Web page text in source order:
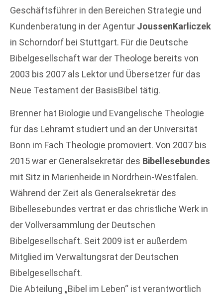
Geschäftsführer in den Bereichen Strategie und
Kundenberatung in der Agentur JoussenKarliczek
in Schorndorf bei Stuttgart. Für die Deutsche
Bibelgesellschaft war der Theologe bereits von
2003 bis 2007 als Lektor und Übersetzer für das
Neue Testament der BasisBibel tätig.
Brenner hat Biologie und Evangelische Theologie
für das Lehramt studiert und an der Universität
Bonn im Fach Theologie promoviert. Von 2007 bis
2015 war er Generalsekretär des Bibellesebundes
mit Sitz in Marienheide in Nordrhein-Westfalen.
Während der Zeit als Generalsekretär des
Bibellesebundes vertrat er das christliche Werk in
der Vollversammlung der Deutschen
Bibelgesellschaft. Seit 2009 ist er außerdem
Mitglied im Verwaltungsrat der Deutschen
Bibelgesellschaft.
Die Abteilung „Bibel im Leben“ ist verantwortlich